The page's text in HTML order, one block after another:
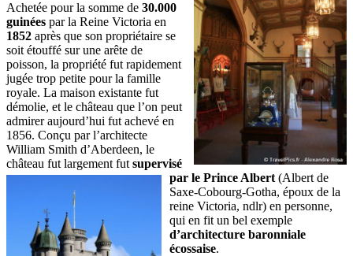
Achetée pour la somme de 30.000
guinées par la Reine Victoria en
1852 après que son propriétaire se
soit étouffé sur une arête de
poisson, la propriété fut rapidement
jugée trop petite pour la famille
royale. La maison existante fut
démolie, et le château que l’on peut
admirer aujourd’hui fut achevé en
1856. Conçu par l’architecte
William Smith d’Aberdeen, le
château fut largement fut supervisé
par le Prince Albert (Albert de
Saxe-Cobourg-Gotha, époux de la
reine Victoria, ndlr) en personne,
qui en fit un bel exemple
d’architecture baronniale
écossaise.